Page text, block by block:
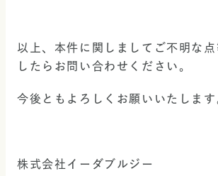
以上、本件に関しましてご不明な点
したらお問い合わせください。
今後ともよろしくお願いいたします
株式会社イーダブルジー